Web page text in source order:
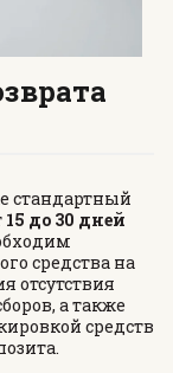
стандартный
15 до 30 дней
средства на
отсутствия
а также
средств